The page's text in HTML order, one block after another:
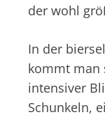
der wohl
In der
kommt man
intensiver
Schunkeln,